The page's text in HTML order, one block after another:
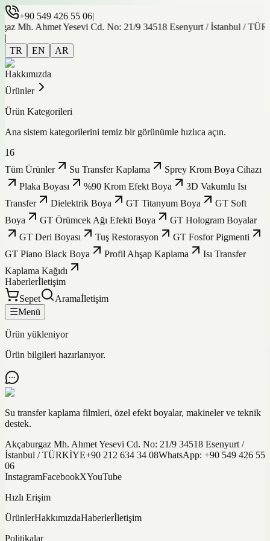
+90 549 426 55 06|
Mh. Ahmet Yesevi Cd. No: 21/9 34518 Esenyurt / İstanbul /
|
TR
EN AR
Hakkımızda
Ürünler
Ürün Kategorileri
Ana sistem kategorilerini temiz bir görünümle hızlıca açın.
16
Tüm Ürünler
Su Transfer Kaplama
Sprey Krom Boya Cihazı
Plaka Boyası
%90 Krom Efekt Boya
3D Vakumlu Isı
Transfer
Dielektrik Boya GT Titanyum Boya
GT Soft
Boya
GT Örümcek Ağı Efekti Boya
GT Hologram Boyalar
GT Deri Boyası
Tuş Restorasyon
GT Fosfor Pigmenti
GT Piano Black Boya
Profil Ahşap Kaplama
Isı Transfer
Kaplama Kağıdı
Haberlerİletişim
Sepet
Aramaİletişim
☰Menü
Ürün yükleniyor
Ürün bilgileri hazırlanıyor.
Su transfer kaplama filmleri, özel efekt boyalar, makineler ve teknik
destek.
Akçaburgaz Mh. Ahmet Yesevi Cd. No: 21/9 34518 Esenyurt /
İstanbul / TÜRKİYE+90 212 634 34 08WhatsApp: +90 549 426 55
06
InstagramFacebookXYouTube
Hızlı Erişim
ÜrünlerHakkımızdaHaberlerİletişim
Politikalar